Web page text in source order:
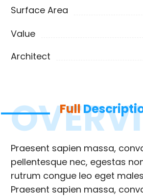
Surface Area
Value
Architect
Full
Praesent sapien massa,
pellentesque nec, egestas
rutrum congue leo eget
Praesent sapien massa,